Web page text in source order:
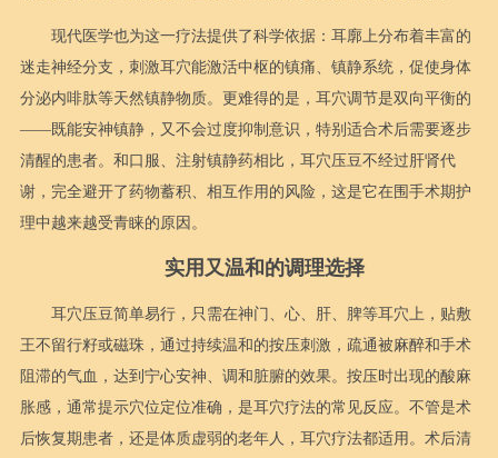
现代医学也为这一疗法提供了科学依据：耳廓上分布着丰富的
迷走神经分支，刺激耳穴能激活中枢的镇痛、镇静系统，促使身体
分泌内啡肽等天然镇静物质。更难得的是，耳穴调节是双向平衡的
——既能安神镇静，又不会过度抑制意识，特别适合术后需要逐步
清醒的患者。和口服、注射镇静药相比，耳穴压豆不经过肝肾代
谢，完全避开了药物蓄积、相互作用的风险，这是它在围手术期护
理中越来越受青睐的原因。
实用又温和的调理选择
耳穴压豆简单易行，只需在神门、心、肝、脾等耳穴上，贴敷
王不留行籽或磁珠，通过持续温和的按压刺激，疏通被麻醉和手术
阻滞的气血，达到宁心安神、调和脏腑的效果。按压时出现的酸麻
胀感，通常提示穴位定位准确，是耳穴疗法的常见反应。不管是术
后恢复期患者，还是体质虚弱的老年人，耳穴疗法都适用。术后清